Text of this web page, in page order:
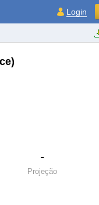
Login
-
Projeção